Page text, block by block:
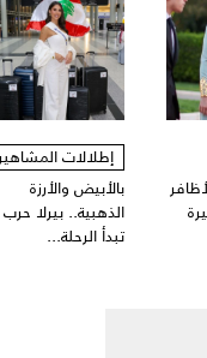
إطلالات
بالأبيض والأرزة
الذهبية.. بيرلا حرب
تبدأ الرحلة...